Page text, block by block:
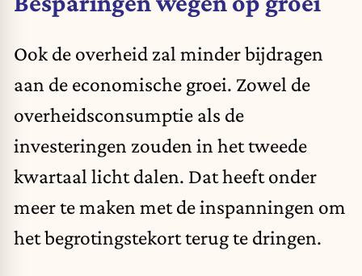
Ook de overheid zal minder bijdragen
aan de economische groei. Zowel de
overheidsconsumptie als de
investeringen zouden in het tweede
kwartaal licht dalen. Dat heeft onder
meer te maken met de inspanningen om
het begrotingstekort terug te dringen.